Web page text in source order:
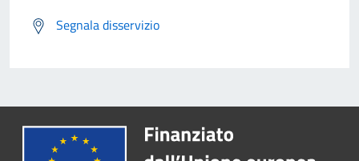
Segnala disservizio